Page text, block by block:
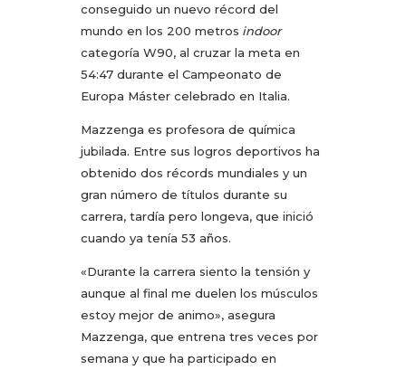
conseguido un nuevo récord del
mundo en los 200 metros indoor
categoría W90, al cruzar la meta en
54:47 durante el Campeonato de
Europa Máster celebrado en Italia.
Mazzenga es profesora de química
jubilada. Entre sus logros deportivos ha
obtenido dos récords mundiales y un
gran número de títulos durante su
carrera, tardía pero longeva, que inició
cuando ya tenía 53 años.
«Durante la carrera siento la tensión y
aunque al final me duelen los músculos
estoy mejor de animo», asegura
Mazzenga, que entrena tres veces por
semana y que ha participado en